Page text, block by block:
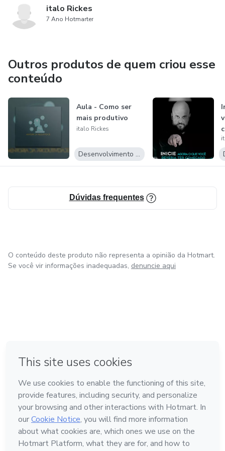
italo Rickes
7 Ano Hotmarter
Outros produtos de quem criou esse
conteúdo
Aula - Como ser
mais produtivo
italo Rickes
Desenvolvimento Pessoal
Dúvidas frequentes
O conteúdo deste produto não representa a opinião da Hotmart.
Se você vir informações inadequadas, denuncie aqui
Feito com ❤ em Bogotá
Conheça a Hotmart
Idioma